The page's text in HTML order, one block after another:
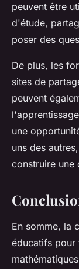
peuvent être
d'étude,
poser des
De plus, les
sites de
peuvent
une
uns des
construire une
En somme, la
éducatifs pour